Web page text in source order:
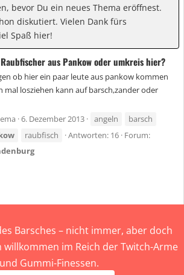
bevor Du ein neues Thema eröffnest.
diskutiert. Vielen Dank fürs
Spaß hier!
aus Pankow oder umkreis hier?
ob hier ein paar leute aus pankow kommen
mal losziehen kann auf barsch,zander oder
6. Dezember 2013 angeln
barsch
raubfisch Antworten: 16 Forum:
Barsches – nicht immer, aber doch
im Reich der Twitch-Arme
und Gummi-Finessen.